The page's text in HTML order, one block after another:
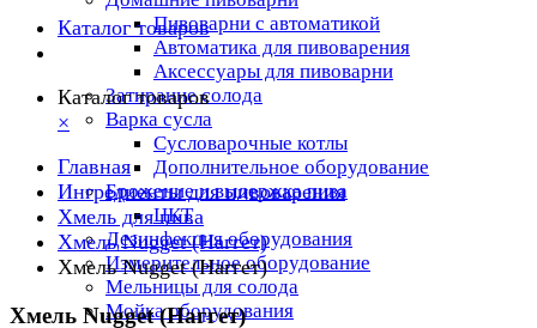
Пивоварни с автоматикой
Автоматика для пивоварения
Аксессуары для пивоварни
Затирание солода
Варка сусла
Cусловарочные котлы
Дополнительное оборудование
Брожение и выдержка пива
ЦКТ
Дезинфекция оборудования
Измерительное оборудование
Мельницы для солода
Мойка оборудования
Каталог товаров
Каталог товаров
×
Главная
Ингредиенты для пивоварения
Хмель для пива
Хмель Nugget (Наггет)
Хмель Nugget (Наггет)
Хмель Nugget (Наггет)